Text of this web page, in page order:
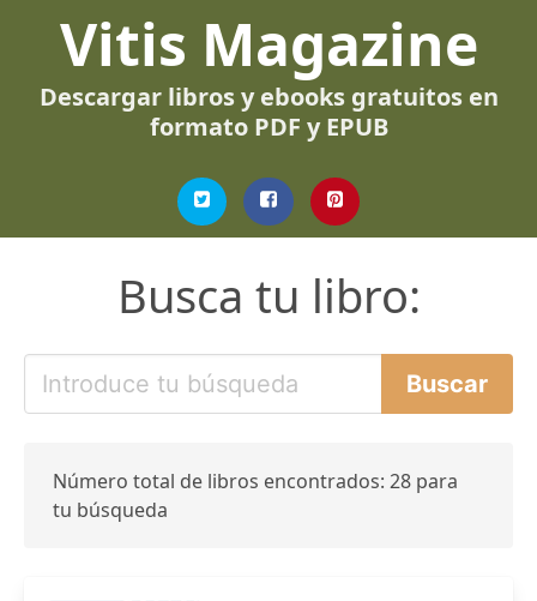
Vitis Magazine
Descargar libros y ebooks gratuitos en
formato PDF y EPUB
Busca tu libro:
Número total de libros encontrados: 28 para
tu búsqueda